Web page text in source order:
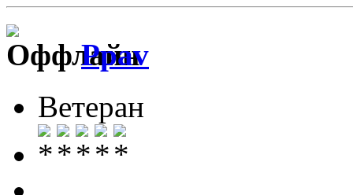
Ppav
Ветеран